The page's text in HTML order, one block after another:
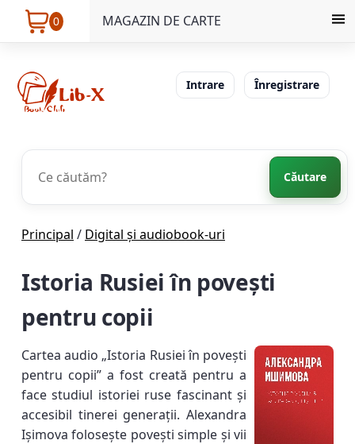
0 MAGAZIN DE CARTE
Intrare Înregistrare
Căutare
Principal / Digital și audiobook-uri
Istoria Rusiei în povești
pentru copii
Cartea audio „Istoria Rusiei în povești
pentru copii” a fost creată pentru a
face studiul istoriei ruse fascinant și
accesibil tinerei generații. Alexandra
Ișimova folosește povești simple și vii